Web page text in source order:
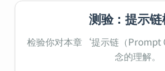
测验：提示
检验你对本章‘提示链（
念的理解。